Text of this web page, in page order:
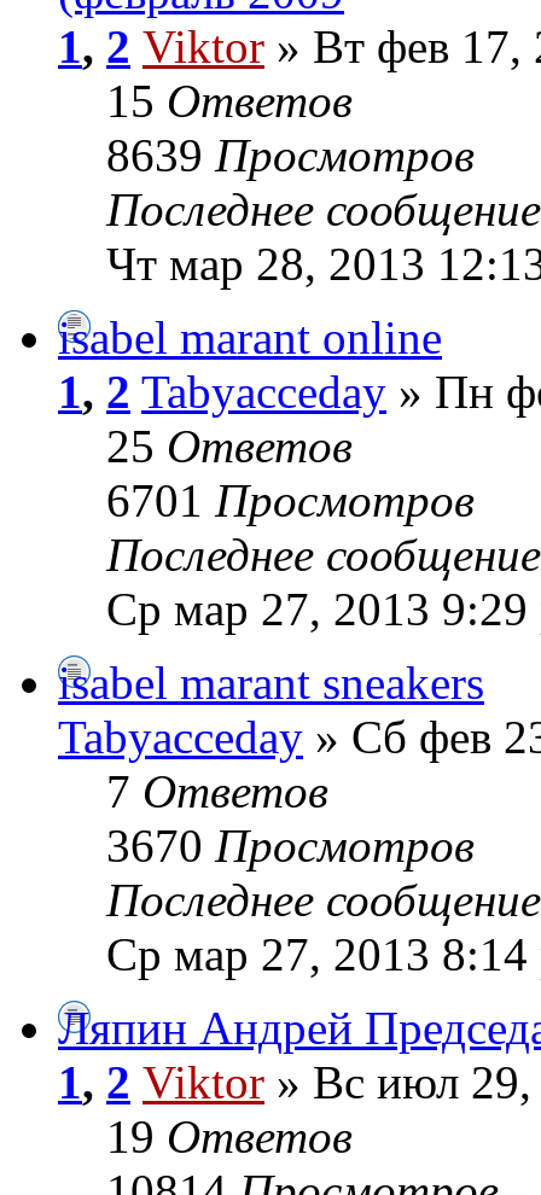
1, 2 Viktor » Вт фев 17,
15 Ответов
8639 Просмотров
Последнее
Чт мар 28, 2013
isabel marant online
1, 2 Tabyacceday » Пн
25 Ответов
6701 Просмотров
Последнее
Ср мар 27, 2013 9:29
isabel marant sneakers
Tabyacceday » Сб фев
7 Ответов
3670 Просмотров
Последнее
Ср мар 27, 2013 8:14
Ляпин Андрей
1, 2 Viktor » Вс июл 29,
19 Ответов